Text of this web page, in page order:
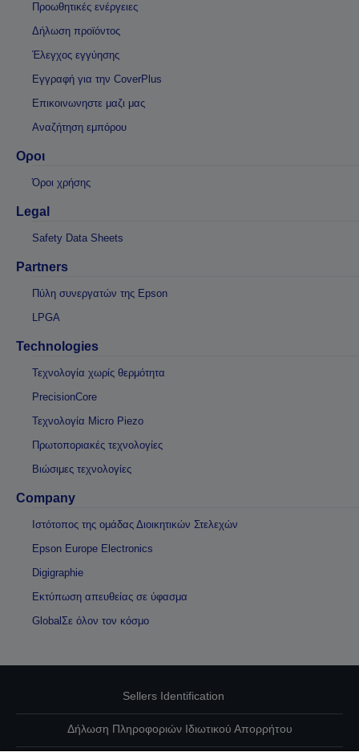
Προωθητικές ενέργειες
Δήλωση προϊόντος
Έλεγχος εγγύησης
Εγγραφή για την CoverPlus
Επικοινωνηστε μαζι μας
Αναζήτηση εμπόρου
Οροι
Όροι χρήσης
Legal
Safety Data Sheets
Partners
Πύλη συνεργατών της Epson
LPGA
Technologies
Τεχνολογία χωρίς θερμότητα
PrecisionCore
Τεχνολογία Micro Piezo
Πρωτοποριακές τεχνολογίες
Βιώσιμες τεχνολογίες
Company
Ιστότοπος της ομάδας Διοικητικών Στελεχών
Epson Europe Electronics
Digigraphie
Εκτύπωση απευθείας σε ύφασμα
GlobalΣε όλον τον κόσμο
Sellers Identification
Δήλωση Πληροφοριών Ιδιωτικού Απορρήτου